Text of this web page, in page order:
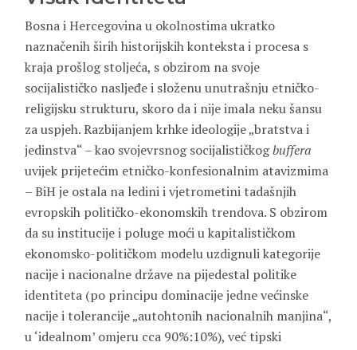
Bosna i Hercegovina u okolnostima ukratko
naznačenih širih historijskih konteksta i procesa s
kraja prošlog stoljeća, s obzirom na svoje
socijalističko nasljeđe i složenu unutrašnju etničko-
religijsku strukturu, skoro da i nije imala neku šansu
za uspjeh. Razbijanjem krhke ideologije „bratstva i
jedinstva“ – kao svojevrsnog socijalističkogbuffera
uvijek prijetećim etničko-konfesionalnim atavizmima
– BiH je ostala na ledini i vjetrometini tadašnjih
evropskih političko-ekonomskih trendova. S obzirom
da su institucije i poluge moći u kapitalističkom
ekonomsko-političkom modelu uzdignuli kategorije
nacije i nacionalne države na pijedestal politike
identiteta (po principu dominacije jedne većinske
nacije i tolerancije „autohtonih nacionalnih manjina“,
u ‘idealnom’ omjeru cca 90%:10%), već tipski